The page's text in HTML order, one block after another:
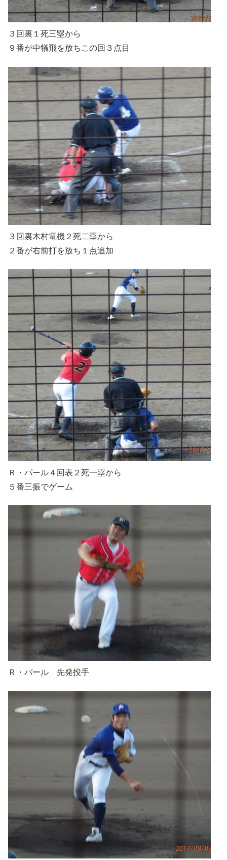
３回裏１死三塁から
９番が中犠飛を放ちこの回３点目
３回裏木村電機２死二塁から
２番が右前打を放ち１点追加
Ｒ・パール４回表２死一塁から
５番三振でゲーム
Ｒ・パール 先発投手